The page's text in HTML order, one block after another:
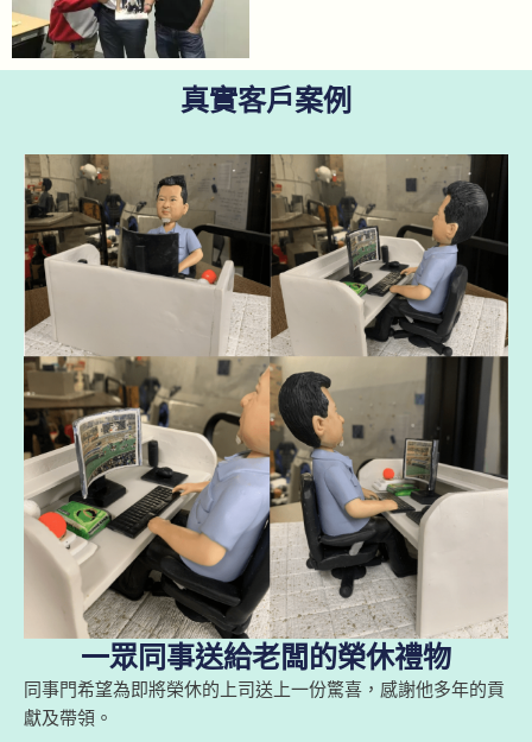
真實客戶案例
一眾同事送給老闆的榮休禮物
同事門希望為即將榮休的上司送上一份驚喜，感謝他多年的貢
獻及帶領。